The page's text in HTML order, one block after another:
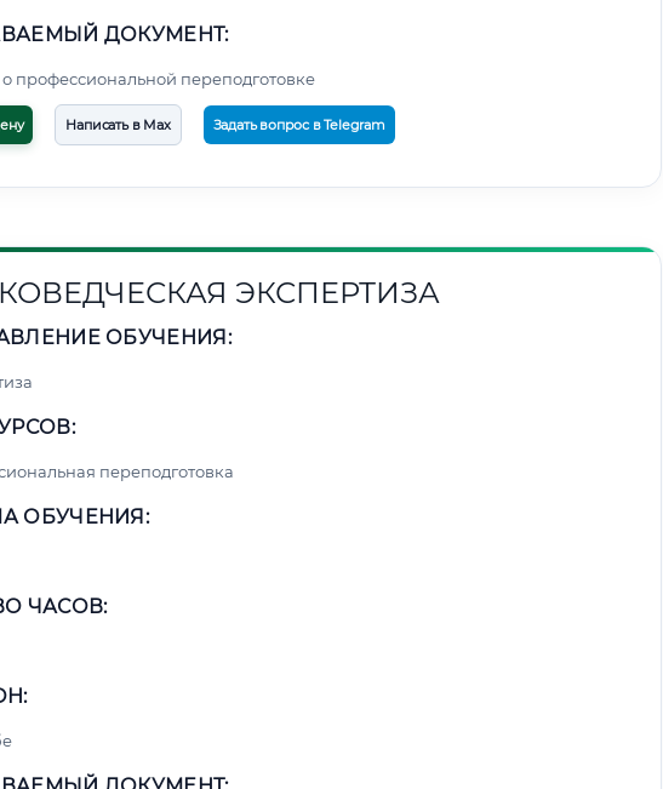
ДОКУМЕНТ:
профессиональной переподготовке
Написать в Max Задать вопрос в Telegram
ЭКСПЕРТИЗА
ОБУЧЕНИЯ:
переподготовка
ОБУЧЕНИЯ:
ЧАСОВ: